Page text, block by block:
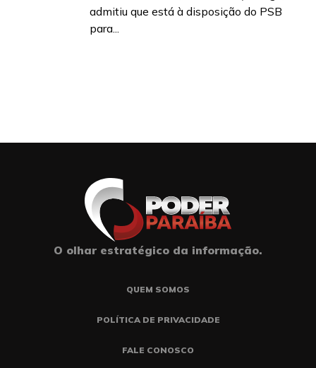
admitiu que está à disposição do PSB
para...
O olhar estratégico da informação.
QUEM SOMOS
POLÍTICA DE PRIVACIDADE
FALE CONOSCO